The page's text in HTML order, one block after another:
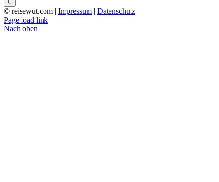
© reisewut.com | Impressum | Datenschutz
Page load link
Nach oben